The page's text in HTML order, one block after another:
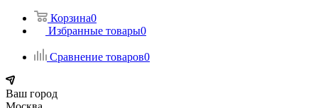
Корзина0
Избранные товары0
Сравнение товаров0
Ваш город